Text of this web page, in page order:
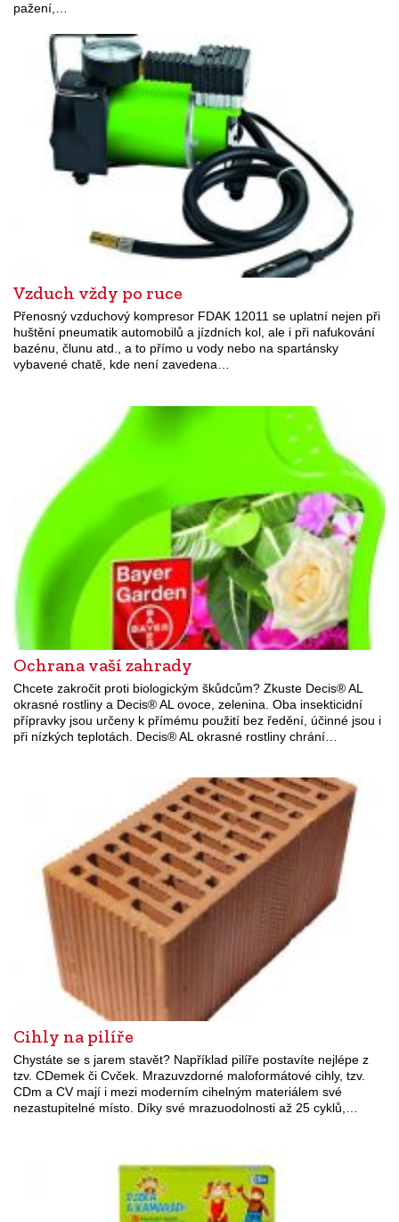
pažení,…
Vzduch vždy po ruce
Přenosný vzduchový kompresor FDAK 12011 se uplatní nejen při
huštění pneumatik automobilů a jízdních kol, ale i při nafukování
bazénu, člunu atd., a to přímo u vody nebo na spartánsky
vybavené chatě, kde není zavedena…
Ochrana vaší zahrady
Chcete zakročit proti biologickým škůdcům? Zkuste Decis® AL
okrasné rostliny a Decis® AL ovoce, zelenina. Oba insekticidní
přípravky jsou určeny k přímému použití bez ředění, účinné jsou i
při nízkých teplotách. Decis® AL okrasné rostliny chrání…
Cihly na pilíře
Chystáte se s jarem stavět? Například pilíře postavíte nejlépe z
tzv. CDemek či Cvček. Mrazuvzdorné maloformátové cihly, tzv.
CDm a CV mají i mezi moderním cihelným materiálem své
nezastupitelné místo. Díky své mrazuodolnosti až 25 cyklů,…